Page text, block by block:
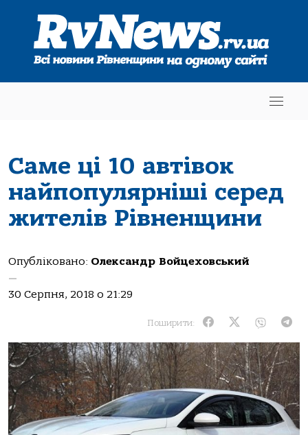
Саме ці 10 автівок
найпопулярніші серед
жителів Рівненщини
Опубліковано: Олександр Войцеховський
—
30 Серпня, 2018 о 21:29
Поширити: